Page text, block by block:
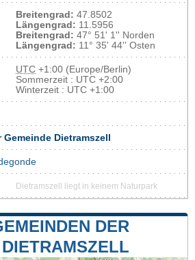
Breitengrad: 47.8502
Längengrad: 11.5956
Breitengrad: 47° 51' 1'' Norden
Längengrad: 11° 35' 44'' Osten
UTC +1:00 (Europe/Berlin)
Sommerzeit : UTC +2:00
Winterzeit : UTC +1:00
Dietramszell
Dietramszell liegt in keinem Naturpark
DER